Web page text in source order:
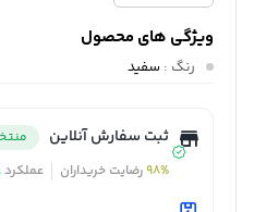
ویژگی های محصول
رنگ : سفید
ثبت سفارش آنلاین
98%رضایت خریداران عملکرد